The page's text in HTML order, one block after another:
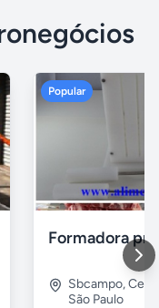
Popular
Sbcampo,
São Paulo